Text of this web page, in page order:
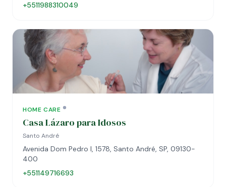
+5511988310049
HOME CARE
Casa Lázaro para Idosos
Santo André
Avenida Dom Pedro I, 1578, Santo André, SP, 09130-
400
+551149716693